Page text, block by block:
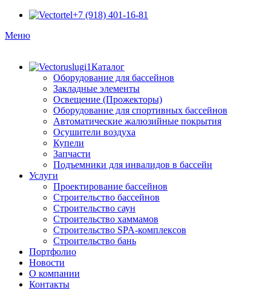
+7 (918) 401-16-81
Меню
Каталог
Оборудование для бассейнов
Закладные элементы
Освещение (Прожекторы)
Оборудование для спортивных бассейнов
Автоматические жалюзийные покрытия
Осушители воздуха
Купели
Запчасти
Подъемники для инвалидов в бассейн
Услуги
Проектирование бассейнов
Строительство бассейнов
Строительство саун
Строительство хаммамов
Строительство SPA-комплексов
Строительство бань
Портфолио
Новости
O компании
Контакты